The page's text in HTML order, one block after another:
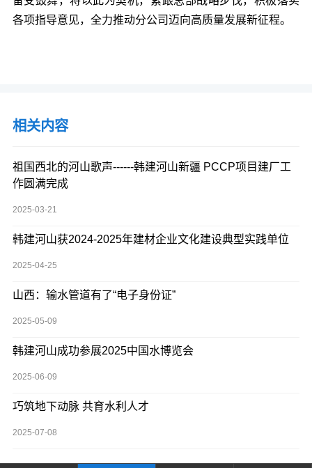
各项指导意见，全力推动分公司迈向高质量发展新征程。
相关内容
祖国西北的河山歌声------韩建河山新疆 PCCP项目建厂工
作圆满完成
2025-03-21
韩建河山获2024-2025年建材企业文化建设典型实践单位
2025-04-25
山西：输水管道有了“电子身份证”
2025-05-09
韩建河山成功参展2025中国水博览会
2025-06-09
巧筑地下动脉 共育水利人才
2025-07-08